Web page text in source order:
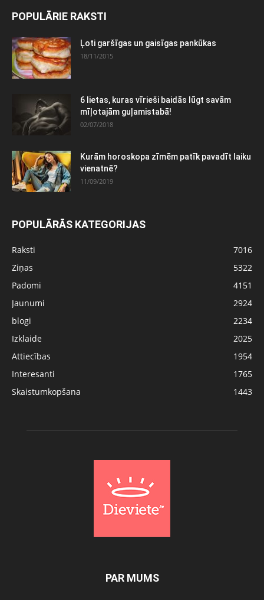
POPULĀRIE RAKSTI
Ļoti garšīgas un gaisīgas pankūkas
18/11/2015
6 lietas, kuras vīrieši baidās lūgt savām
mīļotajām guļamistabā!
02/07/2018
Kurām horoskopa zīmēm patīk pavadīt laiku
vienatnē?
11/09/2019
POPULĀRĀS KATEGORIJAS
Raksti
7016
Ziņas
5322
Padomi
4151
Jaunumi
2924
blogi
2234
Izklaide
2025
Attiecības
1954
Interesanti
1765
Skaistumkopšana
1443
PAR MUMS